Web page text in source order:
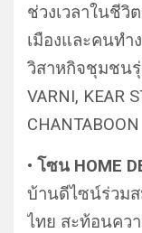
ช่วงเวลาในชีวิ
เมืองและคนท
วิสาหกิจชุมชน
VARNI, KEAR
• โซน HOME
บ้านดีไซน์ร่วม
ไทย สะท้อนคว